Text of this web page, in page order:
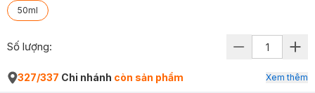
50ml
Số lượng:
327/337 Chi nhánh còn sản phẩm Xem thêm